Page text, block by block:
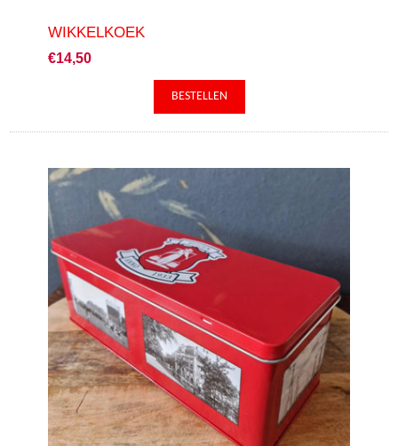
WIKKELKOEK
€14,50